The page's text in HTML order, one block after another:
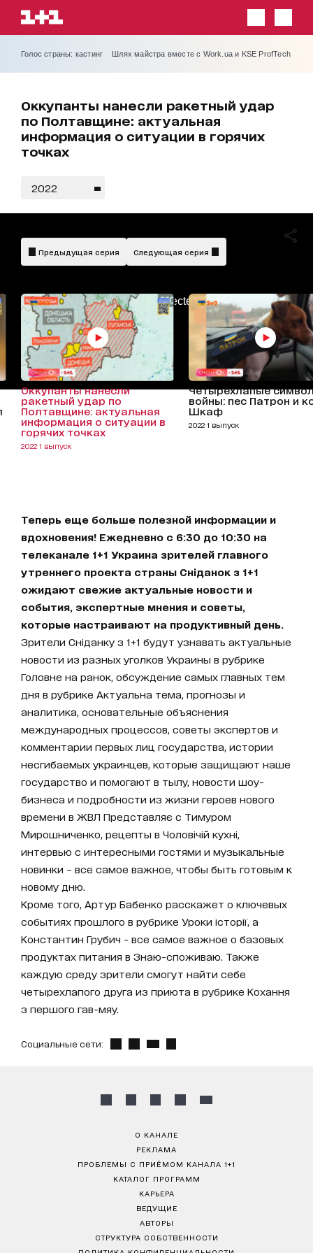
Голос страны: кастинг Шлях майстра вместе с Work.ua и KSE ProfTech
Оккупанты нанесли ракетный удар
по Полтавщине: актуальная
информация о ситуации в горячих
точках
2022
AdBlockDetected!
Предыдущая серия Следующая серия
Оккупанты нанесли
ракетный удар по
Полтавщине: актуальная
информация о ситуации в
горячих точках
2022 1 выпуск
Четырехлапые
войны: пес Патрон и
Шкаф
2022 1 выпуск
Теперь еще больше полезной информации и
вдохновения! Ежедневно с 6:30 до 10:30 на
телеканале 1+1 Украина зрителей главного
утреннего проекта страны Сніданок з 1+1
ожидают свежие актуальные новости и
события, экспертные мнения и советы,
которые настраивают на продуктивный день.
Зрители Сніданку з 1+1 будут узнавать актуальные
новости из разных уголков Украины в рубрике
Головне на ранок, обсуждение самых главных тем
дня в рубрике Актуальна тема, прогнозы и
аналитика, основательные объяснения
международных процессов, советы экспертов и
комментарии первых лиц государства, истории
несгибаемых украинцев, которые защищают наше
государство и помогают в тылу, новости шоу-
бизнеса и подробности из жизни героев нового
времени в ЖВЛ Представляє с Тимуром
Мирошниченко, рецепты в Чоловічій кухні,
интервью с интересными гостями и музыкальные
новинки – все самое важное, чтобы быть готовым к
новому дню.
Кроме того, Артур Бабенко расскажет о ключевых
событиях прошлого в рубрике Уроки історії, а
Константин Грубич - все самое важное о базовых
продуктах питания в Знаю-споживаю. Также
каждую среду зрители смогут найти себе
четырехлапого друга из приюта в рубрике Кохання
з першого гав-мяу.
Социальные сети:
О КАНАЛЕ
РЕКЛАМА
ПРОБЛЕМЫ С ПРИЁМОМ КАНАЛА 1+1
КАТАЛОГ ПРОГРАММ
КАРЬЕРА
ВЕДУЩИЕ
АВТОРЫ
СТРУКТУРА СОБСТВЕННОСТИ